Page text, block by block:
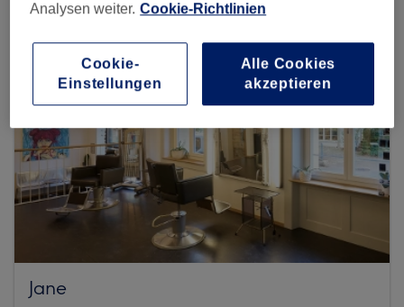
Jane
Analysen weiter. Cookie-Richtlinien
Alle Cookies
akzeptieren
Cookie-
Einstellungen